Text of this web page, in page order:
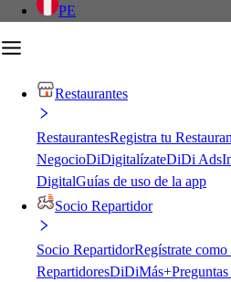
PE
Restaurantes
RestaurantesRegistra tu
NegocioDiDigitalízateDiDi Ads
DigitalGuías de uso de la app
Socio Repartidor
Socio RepartidorRegístrate
RepartidoresDiDiMás+